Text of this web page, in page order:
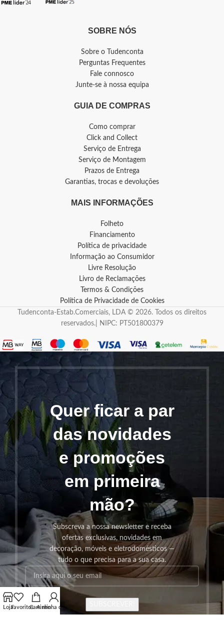
SOBRE NÓS
Sobre o Tudenconta
Perguntas Frequentes
Fale connosco
Junte-se à nossa equipa
GUIA DE COMPRAS
Como comprar
Click and Collect
Serviço de Entrega
Serviço de Montagem
Prazos de Entrega
Garantias, trocas e devoluções
MAIS INFORMAÇÕES
Folheto
Financiamento
Política de privacidade
Informação ao Consumidor
Livre Resolução
Livro de Reclamações
Termos & Condições
Política de Privacidade de Cookies
Tudenconta-Estab.Comerciais, LDA © 2026. Todos os direitos
reservados.| NIPC: PT501800379
Quer ficar a par
das novidades
e promoções
em primeira
mão?
Subscreva a nossa newsletter e receba
ofertas exclusivas, novidades em
decoração, móveis e eletrodomésticos —
tudo o que precisa para a sua casa.
LojaFavoritosCarrinho
A minha conta